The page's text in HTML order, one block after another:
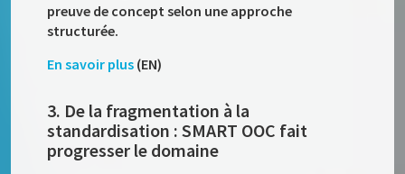
preuve de concept selon une approche
structurée.
En savoir plus (EN)
3. De la fragmentation à la
standardisation : SMART OOC fait
progresser le domaine